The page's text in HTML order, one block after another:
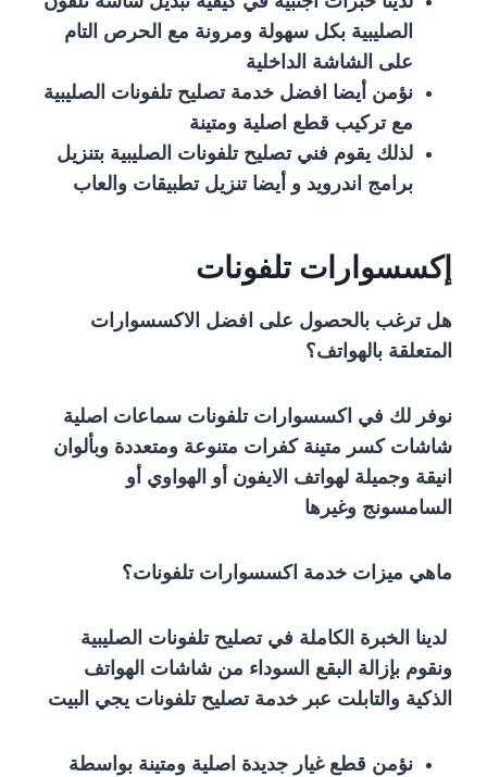
الصليبية بكل سهولة ومرونة مع الحرص التام
على الشاشة الداخلية
نؤمن أيضا افضل خدمة تصليح تلفونات الصليبية
مع تركيب قطع اصلية ومتينة
لذلك يقوم فني تصليح تلفونات الصليبية بتنزيل
برامج اندرويد و أيضا تنزيل تطبيقات والعاب
إكسسوارات تلفونات
هل ترغب بالحصول على افضل الاكسسوارات
المتعلقة بالهواتف؟
نوفر لك في اكسسوارات تلفونات سماعات اصلية
شاشات كسر متينة كفرات متنوعة ومتعددة وبألوان
انيقة وجميلة لهواتف الايفون أو الهواوي أو
السامسونج وغيرها
ماهي ميزات خدمة اكسسوارات تلفونات؟
لدينا الخبرة الكاملة في تصليح تلفونات الصليبية
ونقوم بإزالة البقع السوداء من شاشات الهواتف
الذكية والتابلت عبر خدمة تصليح تلفونات يجي البيت
نؤمن قطع غيار جديدة اصلية ومتينة بواسطة